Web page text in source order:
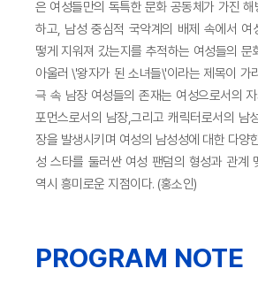
은 여성들만의 독특한 문화 공동체가 가진
하고, 남성 중심적 국악계의 배제 속에서 여
떻게 지워져 갔는지를 추적하는 여성들의 문
아울러 \'왕자가 된 소녀들\'이라는 제목이 가
극 속 남장 여성들의 존재는 여성으로서의
포먼스로서의 남장,그리고 캐릭터로서의 남
장을 발생시키며 여성의 남성성에 대한 다양
성 스타를 둘러싼 여성 팬덤의 형성과 관계
역시 흥미로운 지점이다. (홍소인)
PROGRAM NOTE